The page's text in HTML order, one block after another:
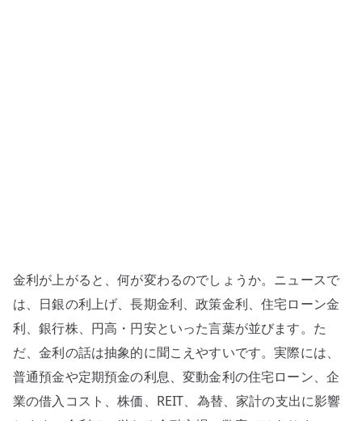
ー
ン、
株
価
具
体
金利が上がると、何が変わるのでしょうか。ニュースで
は、日銀の利上げ、長期金利、政策金利、住宅ローン金
利、銀行株、円高・円安といった言葉が並びます。た
だ、金利の話は抽象的に聞こえやすいです。実際には、
普通預金や定期預金の利息、変動金利の住宅ローン、企
業の借入コスト、株価、REIT、為替、家計の支出に影響